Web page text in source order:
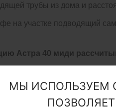
трубы из дома и
на участке подводящий
Астра 40 миди
канализационной
трубы из дома;
станции Астра 40 миди.
МЫ ИСПОЛЬЗУЕМ